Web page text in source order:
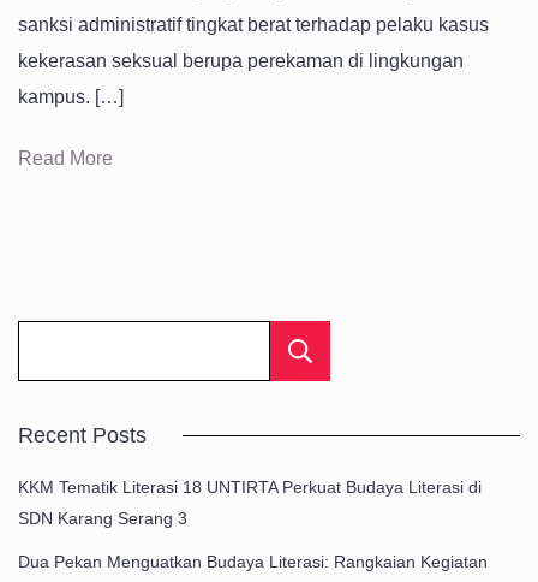
sanksi administratif tingkat berat terhadap pelaku kasus
kekerasan seksual berupa perekaman di lingkungan
kampus. […]
Read More
Recent Posts
KKM Tematik Literasi 18 UNTIRTA Perkuat Budaya Literasi di
SDN Karang Serang 3
Dua Pekan Menguatkan Budaya Literasi: Rangkaian Kegiatan